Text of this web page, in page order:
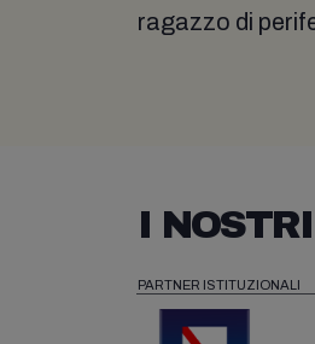
ragazzo di
I
PARTNER ISTITUZIONALI